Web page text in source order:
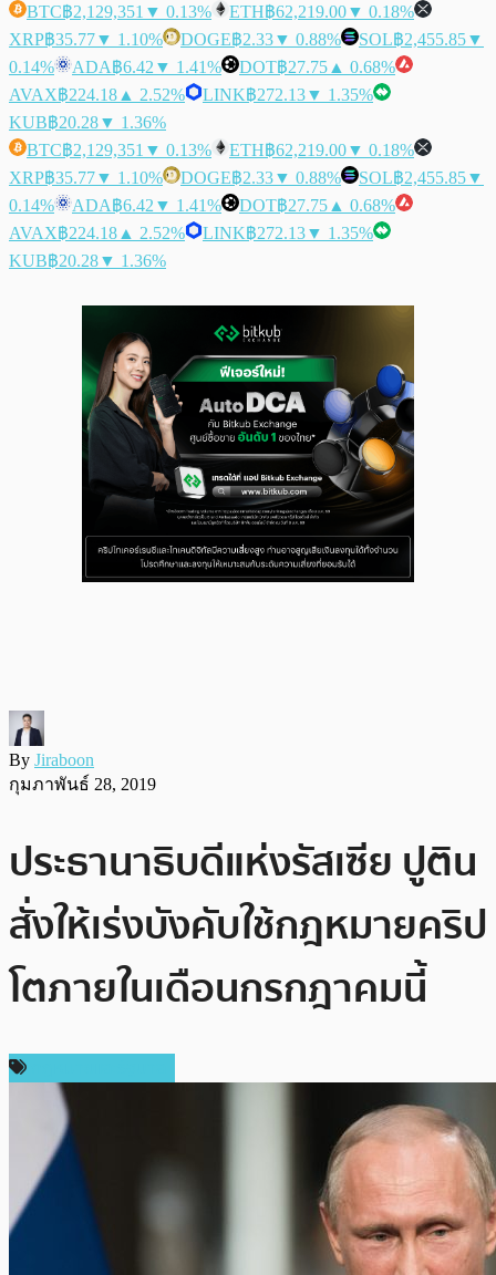
BTC฿2,129,351 ▼ 0.13% ETH฿62,219.00▼ 0.18%
XRP฿35.77▼ 1.10% DOGE฿2.33▼ 0.88% SOL฿2,455.85▼
0.14%
ADA฿6.42 ▼ 1.41% DOT฿27.75 ▲ 0.68%
AVAX฿224.18 ▲ 2.52% LINK฿272.13▼ 1.35%
KUB฿20.28▼ 1.36%
BTC฿2,129,351 ▼ 0.13% ETH฿62,219.00▼ 0.18%
XRP฿35.77▼ 1.10% DOGE฿2.33▼ 0.88% SOL฿2,455.85▼
0.14%
ADA฿6.42 ▼ 1.41% DOT฿27.75 ▲ 0.68%
AVAX฿224.18 ▲ 2.52% LINK฿272.13▼ 1.35%
KUB฿20.28▼ 1.36%
By Jiraboon
กุมภาพันธ์ 28, 2019
ประธานาธิบดีแห่งรัสเซีย ปูติน
สั่งให้เร่งบังคับใช้กฎหมายคริป
โตภายในเดือนกรกฎาคมนี้